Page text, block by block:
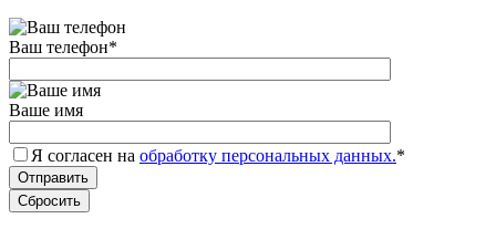
Ваш телефон*
Ваше имя
Я согласен на обработку персональных данных.*